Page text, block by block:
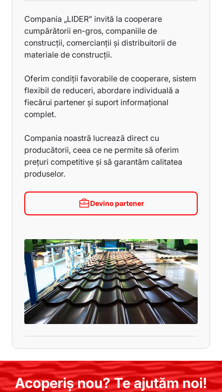
Compania „LIDER” invită la cooperare
cumpărătorii en-gros, companiile de
construcții, comercianții și distribuitorii de
materiale de construcții.
Oferim condiții favorabile de cooperare, sistem
flexibil de reduceri, abordare individuală a
fiecărui partener și suport informațional
complet.
Compania noastră lucrează direct cu
producătorii, ceea ce ne permite să oferim
prețuri competitive și să garantăm calitatea
produselor.
Devino partener
Acoperiș nou? Te ajutăm noi!